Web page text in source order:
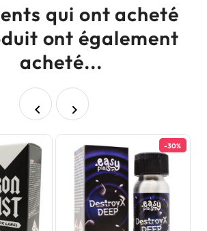
qui ont acheté
ont également
acheté...
 
-30%